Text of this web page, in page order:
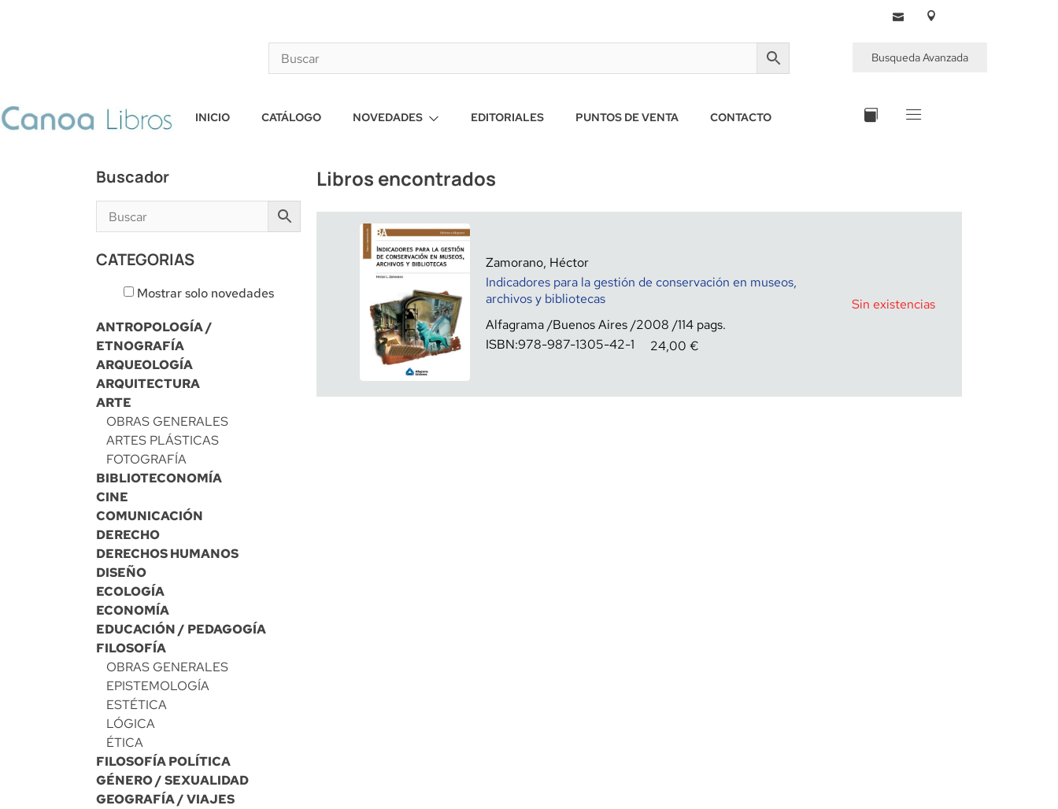
Busqueda Avanzada
INICIO CATÁLOGO NOVEDADES EDITORIALES PUNTOS DE VENTA CONTACTO
Buscador
CATEGORIAS
Mostrar solo novedades
ANTROPOLOGÍA /
ETNOGRAFÍA
ARQUEOLOGÍA
ARQUITECTURA
ARTE
OBRAS GENERALES
ARTES PLÁSTICAS
FOTOGRAFÍA
BIBLIOTECONOMÍA
CINE
COMUNICACIÓN
DERECHO
DERECHOS HUMANOS
DISEÑO
ECOLOGÍA
ECONOMÍA
EDUCACIÓN / PEDAGOGÍA
FILOSOFÍA
OBRAS GENERALES
EPISTEMOLOGÍA
ESTÉTICA
LÓGICA
ÉTICA
FILOSOFÍA POLÍTICA
GÉNERO / SEXUALIDAD
GEOGRAFÍA / VIAJES
Libros encontrados
Zamorano, Héctor
Indicadores para la gestión de conservación en museos,
archivos y bibliotecas
Alfagrama Buenos Aires 2008 114
ISBN:978-987-1305-42-1 24,00 €
Sin existencias